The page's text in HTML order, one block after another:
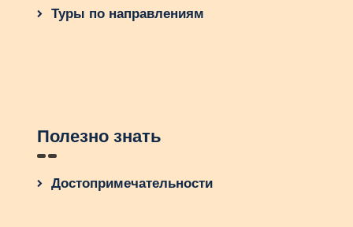
Туры по направлениям
Полезно знать
Достопримечательности